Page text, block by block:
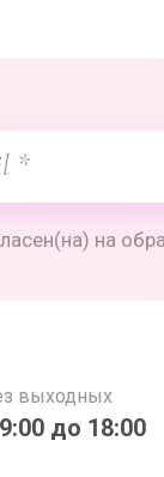
на
выходных
до 18:00